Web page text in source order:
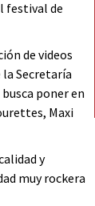
festival de
de videos
la Secretaría
poner en
Maxi
y
muy rockera